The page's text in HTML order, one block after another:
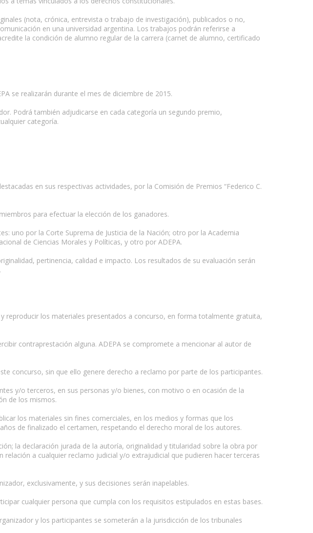
(nota, crónica, entrevista o trabajo de investigación), publicados o no,
en una universidad argentina. Los trabajos podrán referirse a
la condición de alumno regular de la carrera (carnet de alumno, certificado
se realizarán durante el mes de diciembre de 2015.
Podrá también adjudicarse en cada categoría un segundo premio,
categoría.
en sus respectivas actividades, por la Comisión de Premios “Federico C.
para efectuar la elección de los ganadores.
uno por la Corte Suprema de Justicia de la Nación; otro por la Academia
de Ciencias Morales y Políticas, y otro por ADEPA.
pertinencia, calidad e impacto. Los resultados de su evaluación serán
reproducir los materiales presentados a concurso, en forma totalmente gratuita,
contraprestación alguna. ADEPA se compromete a mencionar al autor de
concurso, sin que ello genere derecho a reclamo por parte de los participantes.
y/o terceros, en sus personas y/o bienes, con motivo o en ocasión de la
de los mismos.
los materiales sin fines comerciales, en los medios y formas que los
de finalizado el certamen, respetando el derecho moral de los autores.
la declaración jurada de la autoría, originalidad y titularidad sobre la obra por
a cualquier reclamo judicial y/o extrajudicial que pudieren hacer terceras
exclusivamente, y sus decisiones serán inapelables.
cualquier persona que cumpla con los requisitos estipulados en estas bases.
y los participantes se someterán a la jurisdicción de los tribunales